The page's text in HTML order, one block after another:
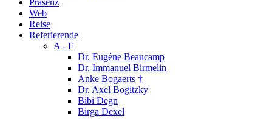
Präsenz
Web
Reise
Referierende
A - F
Dr. Eugène Beaucamp
Dr. Immanuel Birmelin
Anke Bogaerts †
Dr. Axel Bogitzky
Bibi Degn
Birga Dexel